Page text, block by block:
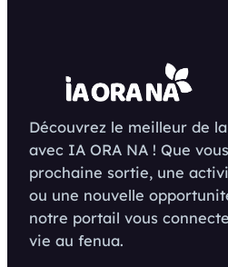
Découvrez le meilleur de
avec IA ORA NA ! Que
prochaine sortie, une
ou une nouvelle
notre portail vous
vie au fenua.